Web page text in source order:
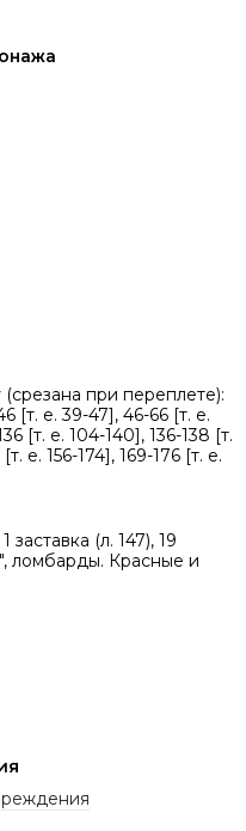
при переплете):
[т. е. 39-47], 46-66 [т. е.
[т. е. 104-140], 136-138 [т.
е. 156-174], 169-176 [т. е.
(л. 147), 19
ломбарды. Красные и